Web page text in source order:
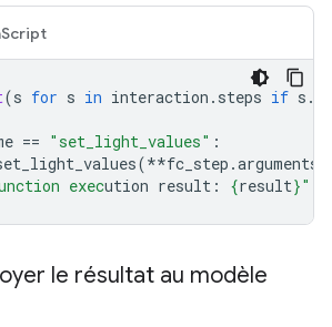
Script
(s for s in interaction . steps if s .
== "set_light_values" :
(**fc_step .arguments
execution result: {result}"
le résultat au modèle